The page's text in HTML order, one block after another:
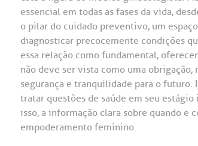
essencial em todas as fases da vida,
o pilar do cuidado preventivo, um
diagnosticar precocemente condições
essa relação como fundamental,
não deve ser vista como uma
segurança e tranquilidade para o
tratar questões de saúde em seu
isso, a informação clara sobre quando e
empoderamento feminino.